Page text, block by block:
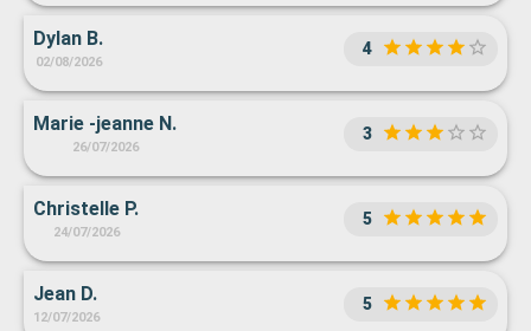
fleurs en papier crépon). Dommage, je me suis donc
abstenu de le faire pour rester avec mes enfants. Les
soirées dansantes commencent trop tard, à minuit. Je n’ai
pas pu en profiter car les sorties pour les commères
étaient à 8h ou 8h30 du matin
Dylan B.
02/08/2026
4
Marie -jeanne N.
26/07/2026
3
Christelle P.
24/07/2026
5
Jean D.
12/07/2026
5